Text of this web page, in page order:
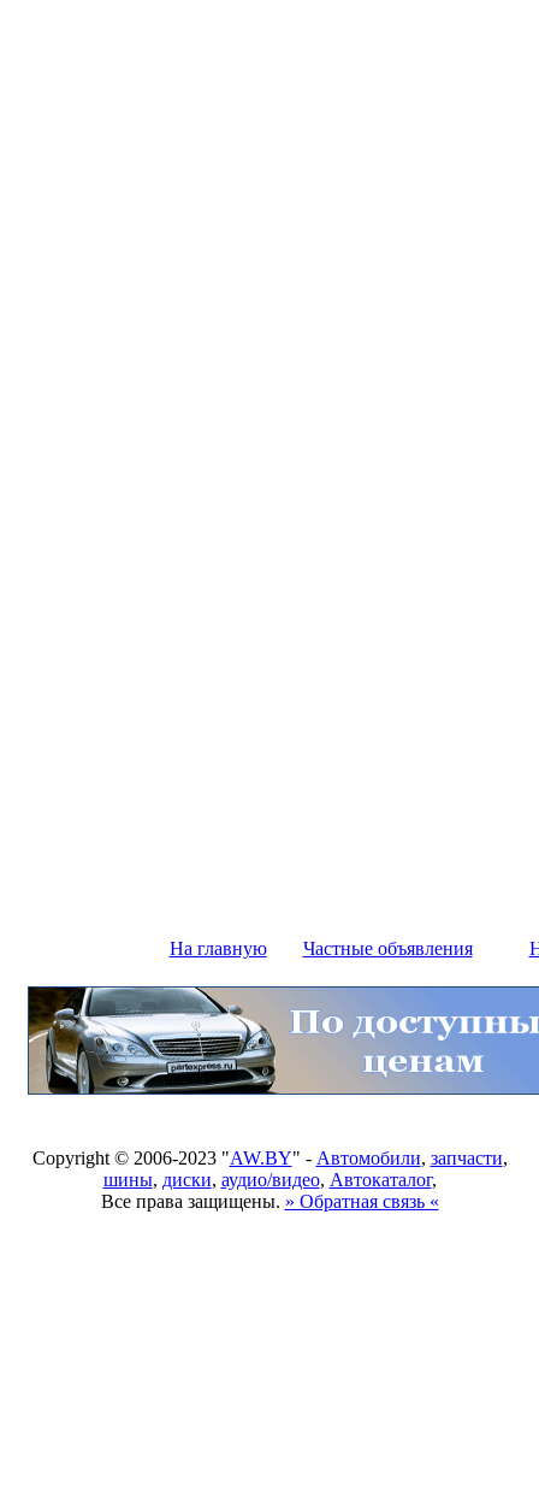
На главную Частные объявления
Copyright © 2006-2023 "AW.BY" - Автомобили, запчасти,
шины, диски, аудио/видео, Автокаталог,
Все права защищены. » Обратная связь «